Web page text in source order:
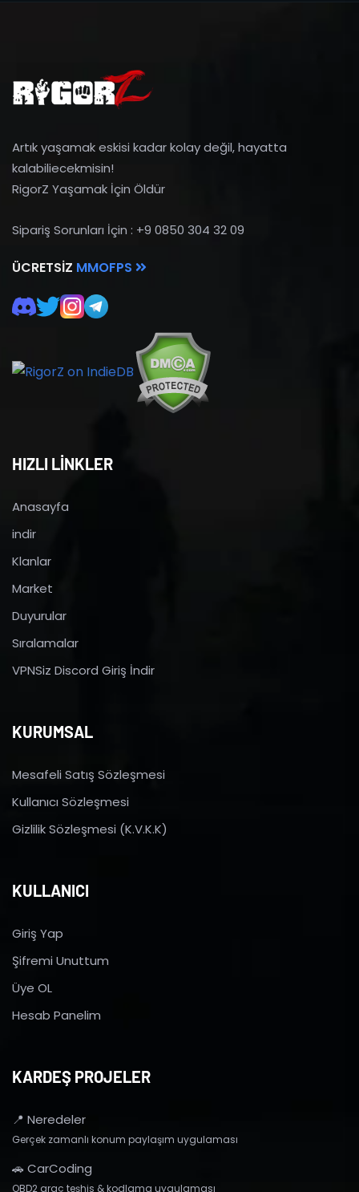
Artık yaşamak eskisi kadar kolay değil, hayatta
kalabiliecekmisin!
RigorZ Yaşamak İçin Öldür
Sipariş Sorunları İçin : +9 0850 304 32 09
ÜCRETSIZ MMOFPS
HIZLI LİNKLER
Anasayfa
indir
Klanlar
Market
Duyurular
Sıralamalar
VPNSiz Discord Giriş İndir
KURUMSAL
Mesafeli Satış Sözleşmesi
Kullanıcı Sözleşmesi
Gizlilik Sözleşmesi (K.V.K.K)
KULLANICI
Giriş Yap
Şifremi Unuttum
Üye OL
Hesab Panelim
KARDEŞ PROJELER
📍 Neredeler
Gerçek zamanlı konum paylaşım uygulaması
🚗 CarCoding
OBD2 araç teşhis & kodlama uygulaması